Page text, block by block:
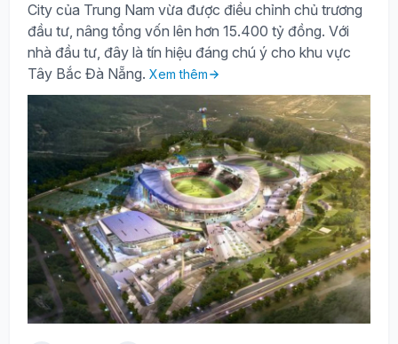
City của Trung Nam vừa được điều chỉnh chủ trương
đầu tư, nâng tổng vốn lên hơn 15.400 tỷ đồng. Với
nhà đầu tư, đây là tín hiệu đáng chú ý cho khu vực
Tây Bắc Đà Nẵng. Xem thêm